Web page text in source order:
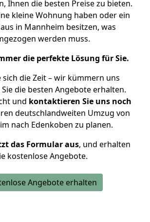
Ihnen die besten Preise zu bieten.
kleine Wohnung haben oder ein
in Mannheim besitzen, was
werden muss.
die perfekte Lösung für Sie.
sich die Zeit – wir kümmern uns
die besten Angebote erhalten.
und kontaktieren Sie uns noch
deutschlandweiten Umzug von
nach Edenkoben zu planen.
das Formular aus, und erhalten
kostenlose Angebote.
Angebote erhalten